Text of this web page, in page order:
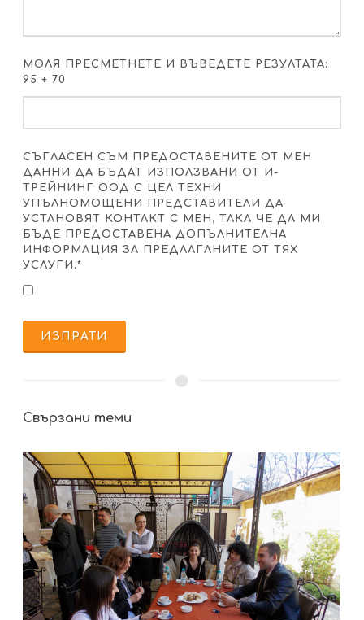
МОЛЯ ПРЕСМЕТНЕТЕ И ВЪВЕДЕТЕ РЕЗУЛТАТА:
95 + 70
СЪГЛАСЕН СЪМ ПРЕДОСТАВЕНИТЕ ОТ МЕН
ДАННИ ДА БЪДАТ ИЗПОЛЗВАНИ ОТ И-
ТРЕЙНИНГ ООД С ЦЕЛ ТЕХНИ
УПЪЛНОМОЩЕНИ ПРЕДСТАВИТЕЛИ ДА
УСТАНОВЯТ КОНТАКТ С МЕН, ТАКА ЧЕ ДА МИ
БЪДЕ ПРЕДОСТАВЕНА ДОПЪЛНИТЕЛНА
ИНФОРМАЦИЯ ЗА ПРЕДЛАГАНИТЕ ОТ ТЯХ
УСЛУГИ.*
ИЗПРАТИ
Свързани теми